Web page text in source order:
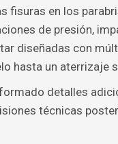
fisuras en los
de presión,
diseñadas con
hasta un aterrizaje
detalles
técnicas